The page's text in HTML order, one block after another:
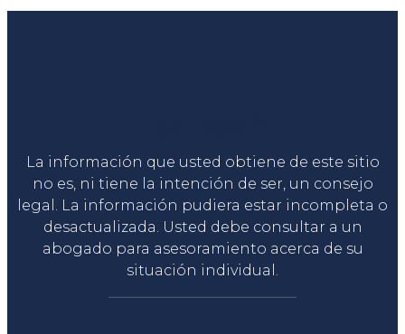
La información que usted obtiene de este sitio
no es, ni tiene la intención de ser, un consejo
legal. La información pudiera estar incompleta o
desactualizada. Usted debe consultar a un
abogado para asesoramiento acerca de su
situación individual.